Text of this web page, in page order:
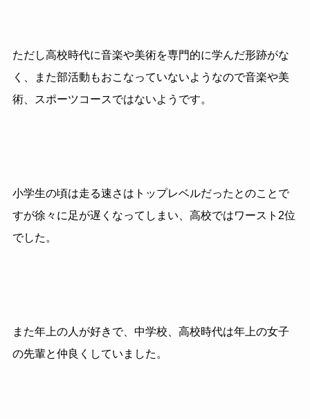
ただし高校時代に音楽や美術を専門的に学んだ形跡がな
く、また部活動もおこなっていないようなので音楽や美
術、スポーツコースではないようです。
小学生の頃は走る速さはトップレベルだったとのことで
すが徐々に足が遅くなってしまい、高校ではワースト2位
でした。
また年上の人が好きで、中学校、高校時代は年上の女子
の先輩と仲良くしていました。